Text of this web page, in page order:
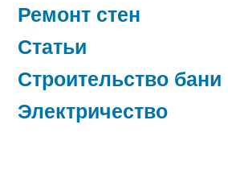
Ремонт стен
Статьи
Строительство бани
Электричество